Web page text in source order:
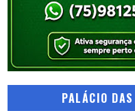
PALÁCIO